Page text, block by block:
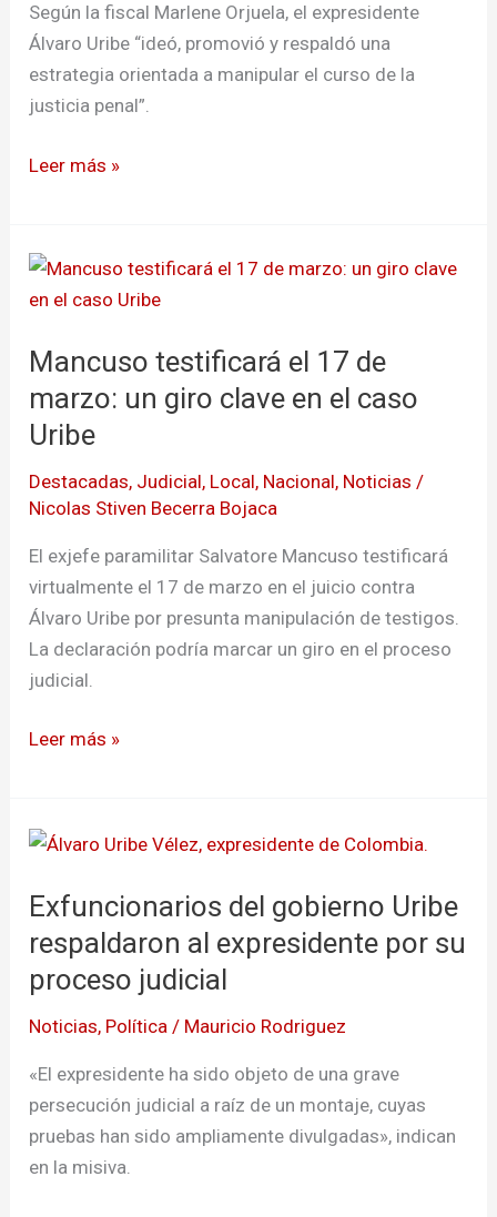
Según la fiscal Marlene Orjuela, el expresidente
Álvaro Uribe “ideó, promovió y respaldó una
estrategia orientada a manipular el curso de la
justicia penal”.
en
actuación
penal
y
procesal
Leer más »
Mancuso testificará el 17 de
marzo: un giro clave en el caso
Uribe
Destacadas, Judicial, Local, Nacional, Noticias /
Nicolas Stiven Becerra Bojaca
El exjefe paramilitar Salvatore Mancuso testificará
virtualmente el 17 de marzo en el juicio contra
Álvaro Uribe por presunta manipulación de testigos.
La declaración podría marcar un giro en el proceso
judicial.
Mancuso
testificará
17
de
marzo:
giro
clave
en
el
caso
Uribe
Leer más »
Exfuncionarios del gobierno Uribe
respaldaron al expresidente por su
proceso judicial
Noticias, Política / Mauricio Rodriguez
«El expresidente ha sido objeto de una grave
persecución judicial a raíz de un montaje, cuyas
pruebas han sido ampliamente divulgadas», indican
en la misiva.
Exfuncionarios
gobierno
Uribe
respaldaron
al
expresidente
proceso
judicial